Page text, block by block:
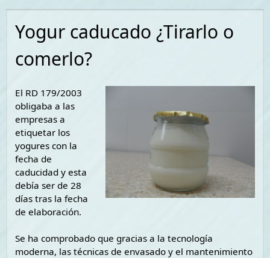
Yogur caducado ¿Tirarlo o
comerlo?
El RD 179/2003
obligaba a las
empresas a
etiquetar los
yogures con la
fecha de
caducidad y esta
debía ser de 28
días tras la fecha
de elaboración.
Se ha comprobado que gracias a la tecnología
moderna, las técnicas de envasado y el mantenimiento